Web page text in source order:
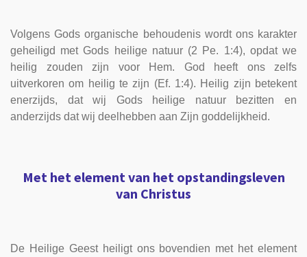
Volgens Gods organische behoudenis wordt ons karakter
geheiligd met Gods heilige natuur (2 Pe. 1:4), opdat we
heilig zouden zijn voor Hem. God heeft ons zelfs
uitverkoren om heilig te zijn (Ef. 1:4). Heilig zijn betekent
enerzijds, dat wij Gods heilige natuur bezitten en
anderzijds dat wij deelhebben aan Zijn goddelijkheid.
Met het element van het opstandingsleven
van Christus
De Heilige Geest heiligt ons bovendien met het element